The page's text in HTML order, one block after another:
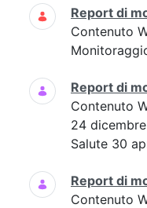
Report di
Contenuto
Report di
Contenuto
24 dicembre
Salute 30
Report di
Contenuto